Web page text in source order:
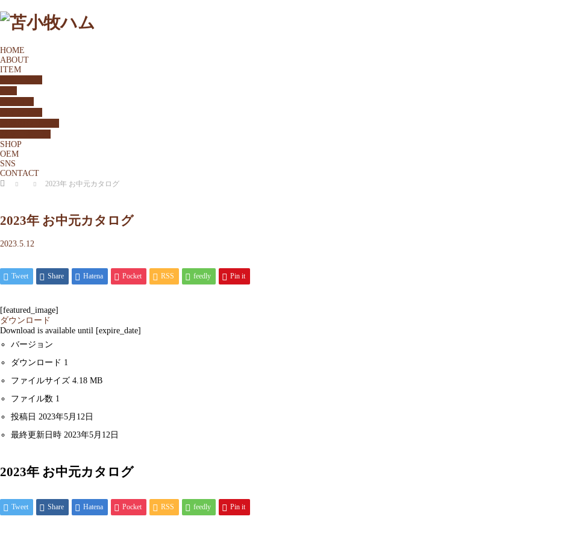
HOME
ABOUT
ITEM
SHOP
OEM
SNS
CONTACT
ホーム 2023年 お中元カタログ
2023年 お中元カタログ
2023.5.12
Tweet Share Hatena Pocket RSS feedly Pin it
[featured_image]
ダウンロード
Download is available until [expire_date]
バージョン
ダウンロード 1
ファイルサイズ4.18 MB
ファイル数 1
投稿日2023年5月12日
最終更新日時2023年5月12日
2023年 お中元カタログ
Tweet Share Hatena Pocket RSS feedly Pin it